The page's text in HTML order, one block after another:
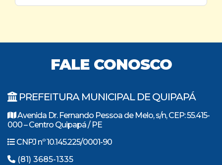
FALE CONOSCO
PREFEITURA MUNICIPAL DE QUIPAPÁ
Avenida Dr. Fernando Pessoa de Melo, s/n, CEP: 55.415-
000 – Centro Quipapá / PE
CNPJ nº 10.145.225/0001-90
(81) 3685-1335